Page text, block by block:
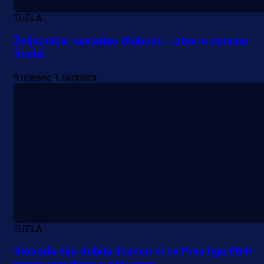
TUZLA
Željezničar savladao Slobodu i izborio osminu
finala!
9 mjesec 1 sedmica
TUZLA
Sloboda nije dobila licencu ni za Prvu ligu FBiH